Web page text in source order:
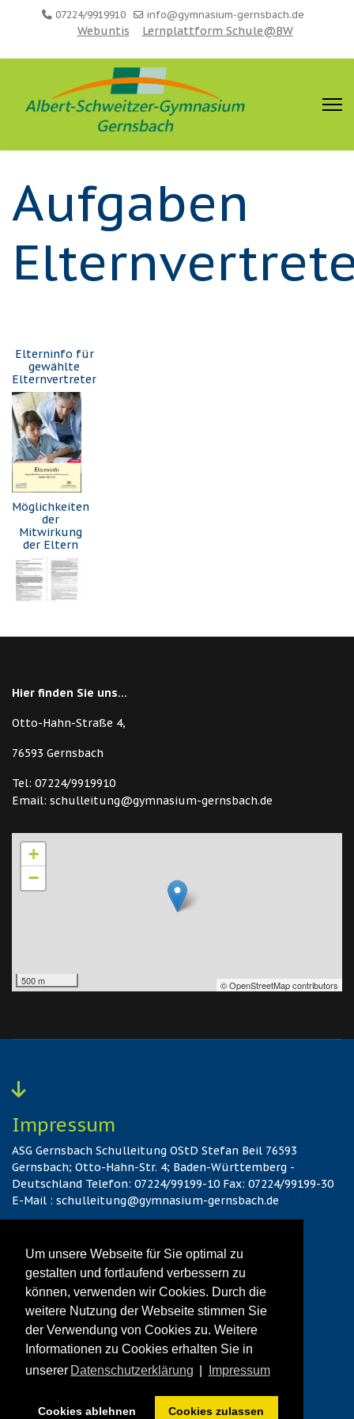
Um unsere Webseite für Sie optimal zu
gestalten und fortlaufend verbessern zu
können, verwenden wir Cookies. Durch die
weitere Nutzung der Webseite stimmen Sie
der Verwendung von Cookies zu. Weitere
Informationen zu Cookies erhalten Sie in
unserer Datenschutzerklärung Impressum
Cookies ablehnen Cookies zulassen
07224/9919910 info@gymnasium-gernsbach.de
Webuntis Lernplattform Schule@BW
Aufgaben
Elterninfo für
gewählte
Elternvertreter
Möglichkeiten
der
Mitwirkung
der Eltern
Hier finden Sie uns...
Otto-Hahn-Straße 4,
76593 Gernsbach
Tel: 07224/9919910
Email: schulleitung@gymnasium-gernsbach.de
+
−
500 m © OpenStreetMap contributors
Impressum
ASG Gernsbach Schulleitung OStD Stefan Beil 76593
Gernsbach; Otto-Hahn-Str. 4; Baden-Württemberg -
Deutschland Telefon: 07224/99199-10 Fax: 07224/99199-30
E-Mail : schulleitung@gymnasium-gernsbach.de
Datenschutz
Hier gehts zur vollständigen Datenschutzerklärung